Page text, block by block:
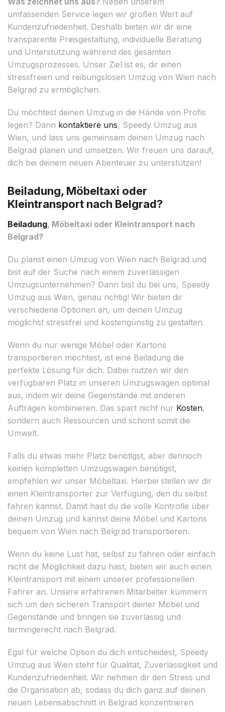
umfassenden Service legen wir großen Wert auf
Kundenzufriedenheit. Deshalb bieten wir dir eine
transparente Preisgestaltung, individuelle Beratung
und Unterstützung während des gesamten
Umzugsprozesses. Unser Ziel ist es, dir einen
stressfreien und reibungslosen Umzug von Wien nach
Belgrad zu ermöglichen.
Du möchtest deinen Umzug in die Hände von Profis
legen? Dann kontaktiere uns, Speedy Umzug aus
Wien, und lass uns gemeinsam deinen Umzug nach
Belgrad planen und umsetzen. Wir freuen uns darauf,
dich bei deinem neuen Abenteuer zu unterstützen!
Beiladung, Möbeltaxi oder
Kleintransport nach Belgrad?
Beiladung, Möbeltaxi oder Kleintransport nach
Belgrad?
Du planst einen Umzug von Wien nach Belgrad und
bist auf der Suche nach einem zuverlässigen
Umzugsunternehmen? Dann bist du bei uns, Speedy
Umzug aus Wien, genau richtig! Wir bieten dir
verschiedene Optionen an, um deinen Umzug
möglichst stressfrei und kostengünstig zu gestalten.
Wenn du nur wenige Möbel oder Kartons
transportieren möchtest, ist eine Beiladung die
perfekte Lösung für dich. Dabei nutzen wir den
verfügbaren Platz in unseren Umzugswagen optimal
aus, indem wir deine Gegenstände mit anderen
Aufträgen kombinieren. Das spart nicht nur Kosten,
sondern auch Ressourcen und schont somit die
Umwelt.
Falls du etwas mehr Platz benötigst, aber dennoch
keinen kompletten Umzugswagen benötigst,
empfehlen wir unser Möbeltaxi. Hierbei stellen wir dir
einen Kleintransporter zur Verfügung, den du selbst
fahren kannst. Damit hast du die volle Kontrolle über
deinen Umzug und kannst deine Möbel und Kartons
bequem von Wien nach Belgrad transportieren.
Wenn du keine Lust hat, selbst zu fahren oder einfach
nicht die Möglichkeit dazu hast, bieten wir auch einen
Kleintransport mit einem unserer professionellen
Fahrer an. Unsere erfahrenen Mitarbeiter kümmern
sich um den sicheren Transport deiner Möbel und
Gegenstände und bringen sie zuverlässig und
termingerecht nach Belgrad.
Egal für welche Option du dich entscheidest, Speedy
Umzug aus Wien steht für Qualität, Zuverlässigkeit und
Kundenzufriedenheit. Wir nehmen dir den Stress und
die Organisation ab, sodass du dich ganz auf deinen
neuen Lebensabschnitt in Belgrad konzentrieren